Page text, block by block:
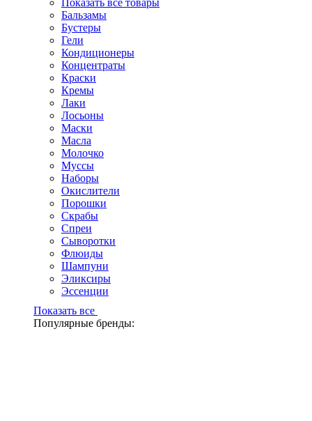
Показать все товары
Бальзамы
Бустеры
Гели
Кондиционеры
Концентраты
Краски
Кремы
Лаки
Лосьоны
Маски
Масла
Молочко
Муссы
Наборы
Окислители
Порошки
Скрабы
Спреи
Сыворотки
Флюиды
Шампуни
Эликсиры
Эссенции
Показать все
Популярные бренды: